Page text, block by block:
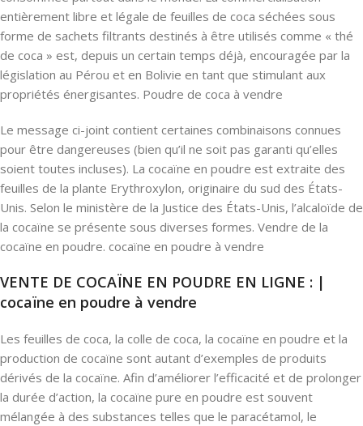
entièrement libre et légale de feuilles de coca séchées sous
forme de sachets filtrants destinés à être utilisés comme « thé
de coca » est, depuis un certain temps déjà, encouragée par la
législation au Pérou et en Bolivie en tant que stimulant aux
propriétés énergisantes. Poudre de coca à vendre
Le message ci-joint contient certaines combinaisons connues
pour être dangereuses (bien qu’il ne soit pas garanti qu’elles
soient toutes incluses). La cocaïne en poudre est extraite des
feuilles de la plante Erythroxylon, originaire du sud des États-
Unis. Selon le ministère de la Justice des États-Unis, l’alcaloïde de
la cocaïne se présente sous diverses formes. Vendre de la
cocaïne en poudre. cocaïne en poudre à vendre
VENTE DE COCAÏNE EN POUDRE EN LIGNE : |
cocaïne en poudre à vendre
Les feuilles de coca, la colle de coca, la cocaïne en poudre et la
production de cocaïne sont autant d’exemples de produits
dérivés de la cocaïne. Afin d’améliorer l’efficacité et de prolonger
la durée d’action, la cocaïne pure en poudre est souvent
mélangée à des substances telles que le paracétamol, le